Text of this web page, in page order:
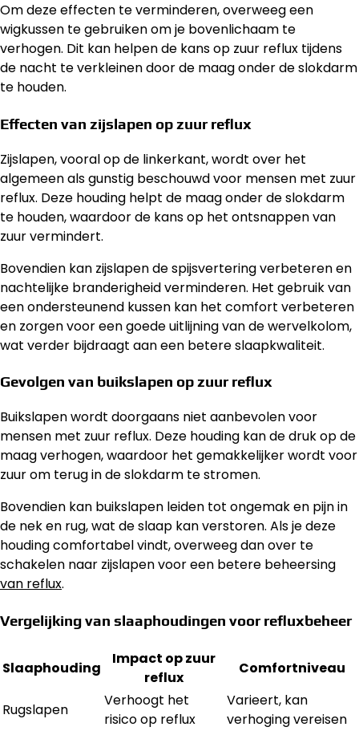
Om deze effecten te verminderen, overweeg een
wigkussen te gebruiken om je bovenlichaam te
verhogen. Dit kan helpen de kans op zuur reflux tijdens
de nacht te verkleinen door de maag onder de slokdarm
te houden.
Effecten van zijslapen op zuur reflux
Zijslapen, vooral op de linkerkant, wordt over het
algemeen als gunstig beschouwd voor mensen met zuur
reflux. Deze houding helpt de maag onder de slokdarm
te houden, waardoor de kans op het ontsnappen van
zuur vermindert.
Bovendien kan zijslapen de spijsvertering verbeteren en
nachtelijke branderigheid verminderen. Het gebruik van
een ondersteunend kussen kan het comfort verbeteren
en zorgen voor een goede uitlijning van de wervelkolom,
wat verder bijdraagt aan een betere slaapkwaliteit.
Gevolgen van buikslapen op zuur reflux
Buikslapen wordt doorgaans niet aanbevolen voor
mensen met zuur reflux. Deze houding kan de druk op de
maag verhogen, waardoor het gemakkelijker wordt voor
zuur om terug in de slokdarm te stromen.
Bovendien kan buikslapen leiden tot ongemak en pijn in
de nek en rug, wat de slaap kan verstoren. Als je deze
houding comfortabel vindt, overweeg dan over te
schakelen naar zijslapen voor een betere beheersing
van reflux.
Vergelijking van slaaphoudingen voor refluxbeheer
Slaaphouding
Impact op zuur
reflux
Comfortniveau
Rugslapen
Verhoogt het
risico op reflux
Varieert, kan
verhoging vereisen